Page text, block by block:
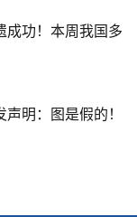
成功！本周我国多
明：图是假的！